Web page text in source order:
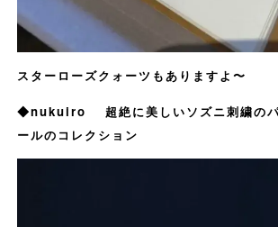
スターローズクォーツもありますよ〜
◆nukuiro 超絶に美しいソズニ刺繍のパ
ールのコレクション